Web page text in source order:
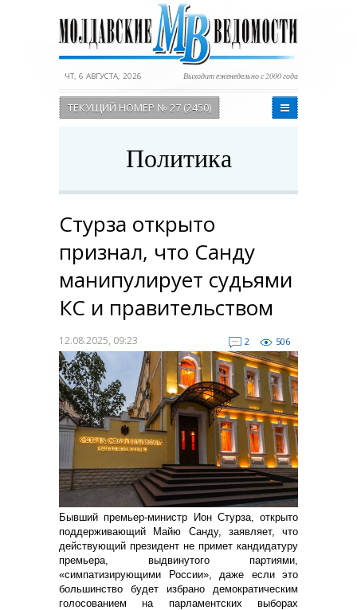
ЧТ, 6 АВГУСТА, 2026 Выходит еженедельно с 2000 года
ТЕКУЩИЙ НОМЕР № 27 (2450)
Политика
Стурза открыто
признал, что Санду
манипулирует судьями
КС и правительством
12.08.2025, 09:23 2 506
Бывший премьер-министр Ион Стурза, открыто
поддерживающий Майю Санду, заявляет, что
действующий президент не примет кандидатуру
премьера, выдвинутого партиями,
«симпатизирующими России», даже если это
большинство будет избрано демократическим
голосованием на парламентских выборах